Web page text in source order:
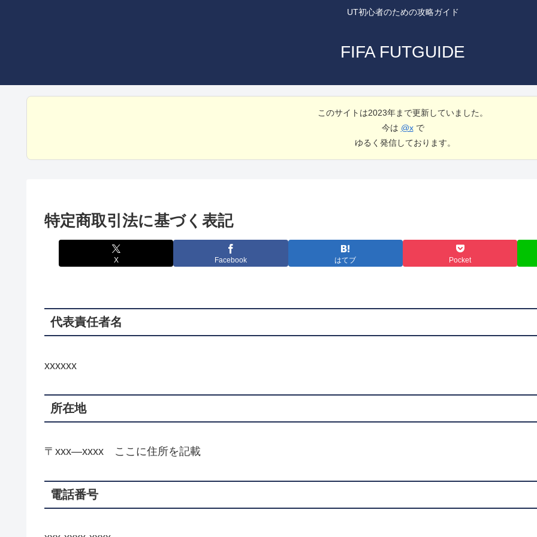
UT初心者のための攻略ガイド
FIFA FUTGUIDE
このサイトは2023年まで更新していました。
今は @xで
ゆるく発信しております。
特定商取引法に基づく表記
X Facebook はてブ Pocket
代表責任者名
xxxxxx
所在地
〒xxx―xxxx ここに住所を記載
電話番号